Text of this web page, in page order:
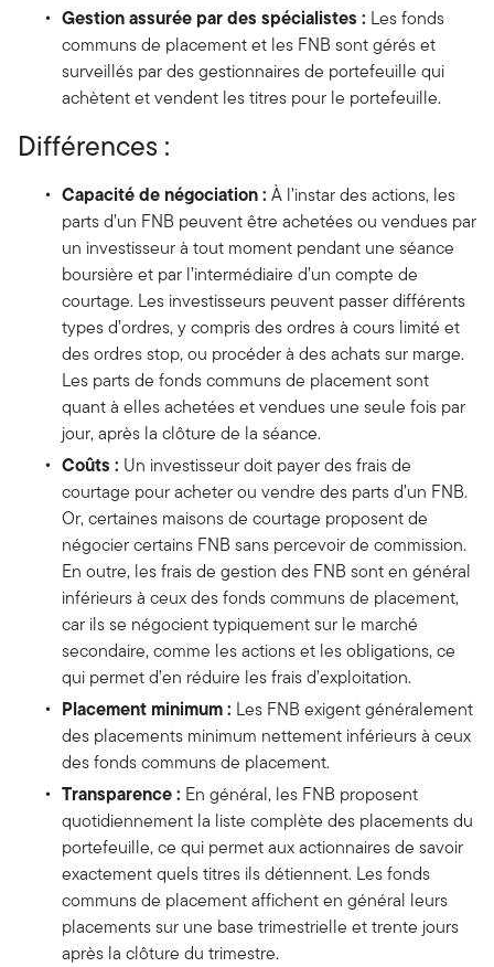
Gestion assurée par des spécialistes : Les fonds
communs de placement et les FNB sont gérés et
surveillés par des gestionnaires de portefeuille qui
achètent et vendent les titres pour le portefeuille.
Différences :
Capacité de négociation : À l’instar des actions, les
parts d’un FNB peuvent être achetées ou vendues par
un investisseur à tout moment pendant une séance
boursière et par l’intermédiaire d’un compte de
courtage. Les investisseurs peuvent passer différents
types d’ordres, y compris des ordres à cours limité et
des ordres stop, ou procéder à des achats sur marge.
Les parts de fonds communs de placement sont
quant à elles achetées et vendues une seule fois par
jour, après la clôture de la séance.
Coûts : Un investisseur doit payer des frais de
courtage pour acheter ou vendre des parts d’un FNB.
Or, certaines maisons de courtage proposent de
négocier certains FNB sans percevoir de commission.
En outre, les frais de gestion des FNB sont en général
inférieurs à ceux des fonds communs de placement,
car ils se négocient typiquement sur le marché
secondaire, comme les actions et les obligations, ce
qui permet d’en réduire les frais d’exploitation.
Placement minimum : Les FNB exigent généralement
des placements minimum nettement inférieurs à ceux
des fonds communs de placement.
Transparence : En général, les FNB proposent
quotidiennement la liste complète des placements du
portefeuille, ce qui permet aux actionnaires de savoir
exactement quels titres ils détiennent. Les fonds
communs de placement affichent en général leurs
placements sur une base trimestrielle et trente jours
après la clôture du trimestre.